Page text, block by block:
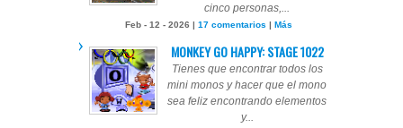
cinco personas,...
Feb - 12 - 2026 | 17 comentarios | Más
MONKEY GO HAPPY: STAGE 1022
Tienes que encontrar todos los
mini monos y hacer que el mono
sea feliz encontrando elementos
y...